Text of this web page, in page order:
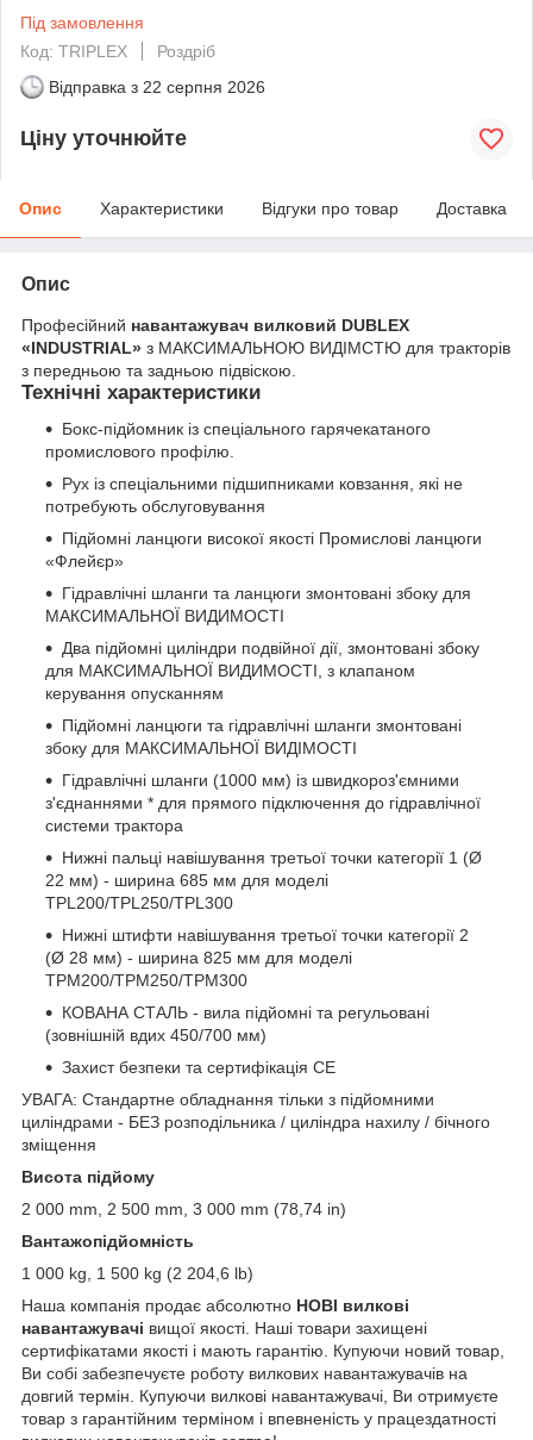
Під замовлення
Код: TRIPLEX
Роздріб
Відправка з 22 серпня 2026
Ціну уточнюйте
Опис Характеристики Відгуки про товар Доставка
Опис
Професійний навантажувач вилковий DUBLEX
«INDUSTRIAL» з МАКСИМАЛЬНОЮ ВИДІМСТЮ для тракторів
з передньою та задньою підвіскою.
Технічні характеристики
Бокс-підйомник із спеціального гарячекатаного
промислового профілю.
Рух із спеціальними підшипниками ковзання, які не
потребують обслуговування
Підйомні ланцюги високої якості Промислові ланцюги
«Флейєр»
Гідравлічні шланги та ланцюги змонтовані збоку для
МАКСИМАЛЬНОЇ ВИДИМОСТІ
Два підйомні циліндри подвійної дії, змонтовані збоку
для МАКСИМАЛЬНОЇ ВИДИМОСТІ, з клапаном
керування опусканням
Підйомні ланцюги та гідравлічні шланги змонтовані
збоку для МАКСИМАЛЬНОЇ ВИДІМОСТІ
Гідравлічні шланги (1000 мм) із швидкороз'ємними
з'єднаннями * для прямого підключення до гідравлічної
системи трактора
Нижні пальці навішування третьої точки категорії 1 (Ø
22 мм) - ширина 685 мм для моделі
TPL200/TPL250/TPL300
Нижні штифти навішування третьої точки категорії 2
(Ø 28 мм) - ширина 825 мм для моделі
TPM200/TPM250/TPM300
КОВАНА СТАЛЬ - вила підйомні та регульовані
(зовнішній вдих 450/700 мм)
Захист безпеки та сертифікація CE
УВАГА: Стандартне обладнання тільки з підйомними
циліндрами - БЕЗ розподільника / циліндра нахилу / бічного
зміщення
Висота підйому
2 000 mm, 2 500 mm, 3 000 mm (78,74 in)
Вантажопідйомність
1 000 kg, 1 500 kg (2 204,6 lb)
Наша компанія продає абсолютно НОВІ вилкові
навантажувачі вищої якості. Наші товари захищені
сертифікатами якості і мають гарантію. Купуючи новий товар,
Ви собі забезпечуєте роботу вилкових навантажувачів на
довгий термін. Купуючи вилкові навантажувачі, Ви отримуєте
товар з гарантійним терміном і впевненість у працездатності